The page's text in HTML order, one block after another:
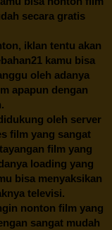
secara gratis
iklan tentu akan
kamu bisa
oleh adanya
apapun dengan
oleh server
film yang sangat
film yang
loading yang
bisa menyaksikan
televisi.
nonton film yang
sangat mudah